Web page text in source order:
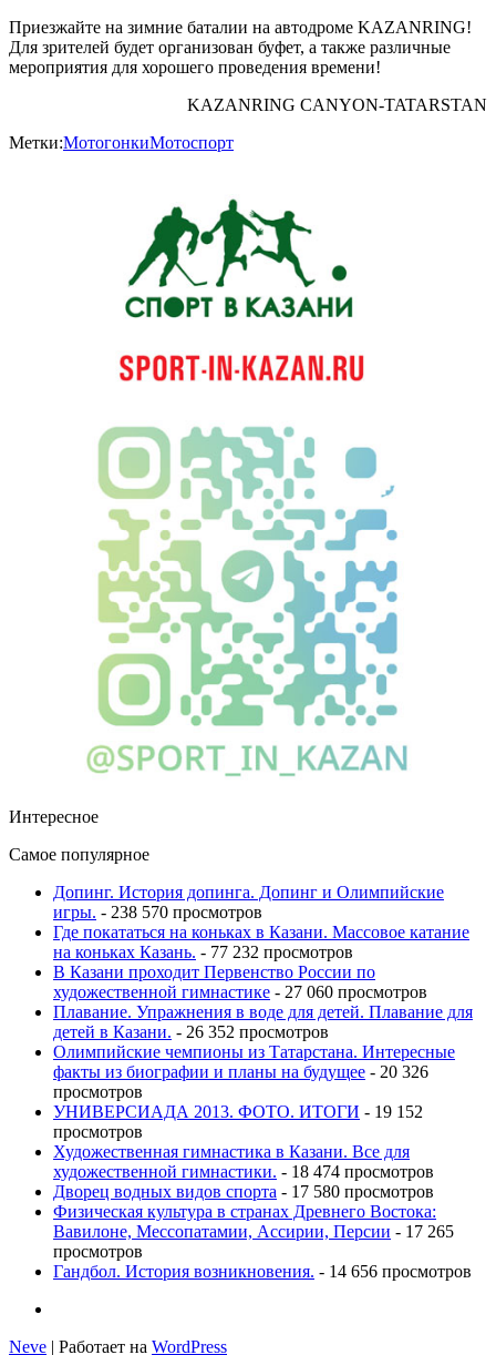
Приезжайте на зимние баталии на автодроме KAZANRING!
Для зрителей будет организован буфет, а также различные
мероприятия для хорошего проведения времени!
KAZANRING CANYON-TATARSTAN
Метки:МотогонкиМотоспорт
Интересное
Самое популярное
Допинг. История допинга. Допинг и Олимпийские
игры. - 238 570 просмотров
Где покататься на коньках в Казани. Массовое катание
на коньках Казань. - 77 232 просмотров
В Казани проходит Первенство России по
художественной гимнастике - 27 060 просмотров
Плавание. Упражнения в воде для детей. Плавание для
детей в Казани. - 26 352 просмотров
Олимпийские чемпионы из Татарстана. Интересные
факты из биографии и планы на будущее - 20 326
просмотров
УНИВЕРСИАДА 2013. ФОТО. ИТОГИ - 19 152
просмотров
Художественная гимнастика в Казани. Все для
художественной гимнастики. - 18 474 просмотров
Дворец водных видов спорта - 17 580 просмотров
Физическая культура в странах Древнего Востока:
Вавилоне, Мессопатамии, Ассирии, Персии - 17 265
просмотров
Гандбол. История возникновения. - 14 656 просмотров
Neve | Работает на WordPress